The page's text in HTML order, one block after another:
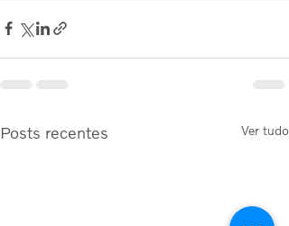
Posts recentes Ver tudo